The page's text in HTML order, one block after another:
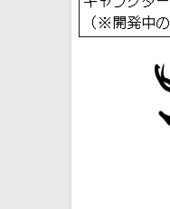
（※開発中